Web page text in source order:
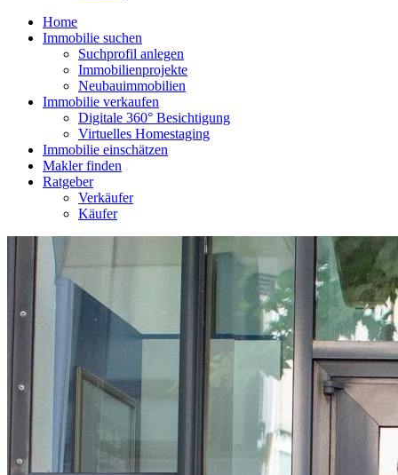
Home
Immobilie suchen
Suchprofil anlegen
Immobilienprojekte
Neubauimmobilien
Immobilie verkaufen
Digitale 360° Besichtigung
Virtuelles Homestaging
Immobilie einschätzen
Makler finden
Ratgeber
Verkäufer
Käufer